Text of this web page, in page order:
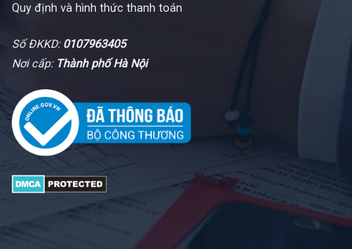
Quy định và hình thức thanh toán
Số ĐKKD:0107963405
Nơi cấp: Thành phố Hà Nội